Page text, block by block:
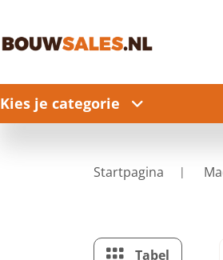
Kies je categorie
Startpagina
Tabel